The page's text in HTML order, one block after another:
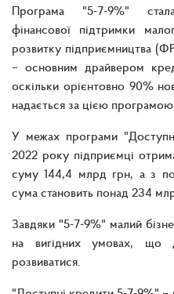
Програма "5-7-9%"
фінансової підтримки
розвитку підприємництва
– основним драйвером
оскільки орієнтовно 90%
надається за цією програмою.
У межах програми
2022 року підприємці
суму 144,4 млрд грн, а з
сума становить понад 234
Завдяки "5-7-9%" малий
на вигідних умовах, що
розвиватися.